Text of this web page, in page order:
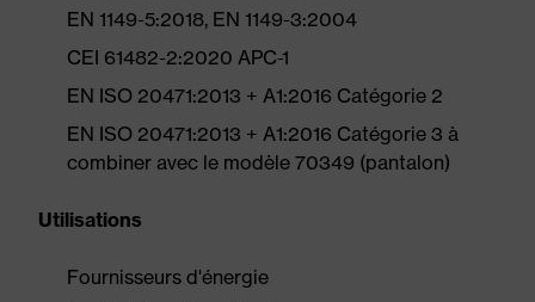
EN 1149-5:2018, EN 1149-3:2004
CEI 61482-2:2020 APC-1
EN ISO 20471:2013 + A1:2016 Catégorie 2
EN ISO 20471:2013 + A1:2016 Catégorie 3 à
combiner avec le modèle 70349 (pantalon)
Utilisations
Fournisseurs d'énergie